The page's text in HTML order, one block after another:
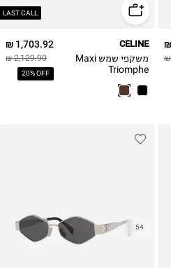
LAST CALL
1,703.92 ₪
2,129.90 ₪
20% OFF
CELINE
משקפי שמש Maxi
Triomphe
54